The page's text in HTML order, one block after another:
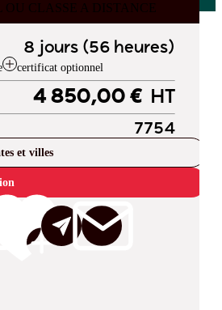
OU CLASSE A DISTANCE
8 jours (56 heures)
certificat optionnel
4 850,00 € HT
7754
et villes